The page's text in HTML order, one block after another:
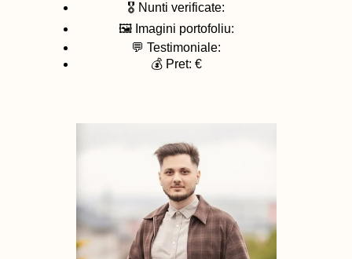
🎖️ Nunti verificate:
🖼️ Imagini portofoliu:
💬 Testimoniale:
💰 Pret: €